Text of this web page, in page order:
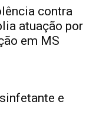
contra
atuação por
em MS
e